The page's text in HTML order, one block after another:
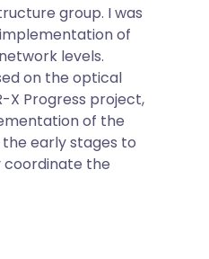
group. I was
of
levels.
on the optical
X Progress project,
of the
early stages to
coordinate the